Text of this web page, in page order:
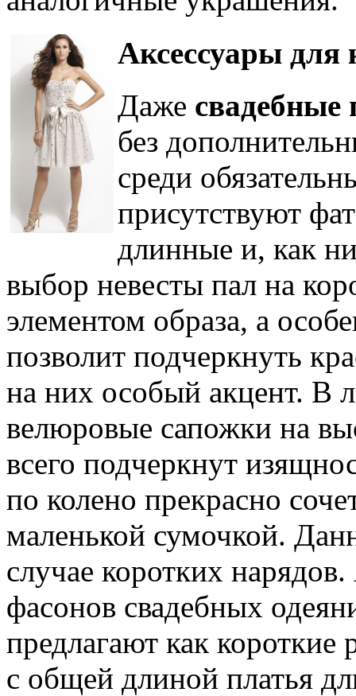
Аксессуары для
Даже свадебные
без
среди
присутствуют
длинные и, как
выбор невесты пал на
элементом образа, а
позволит подчеркнуть
на них особый акцент. В
велюровые сапожки на
всего подчеркнут
по колено прекрасно
маленькой сумочкой.
случае коротких
фасонов свадебных
предлагают как
с общей длиной платья